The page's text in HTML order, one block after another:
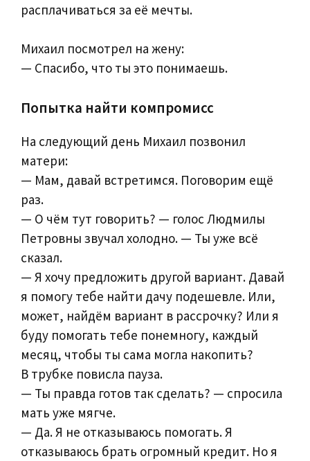
расплачиваться за её мечты.
Михаил посмотрел на жену:
— Спасибо, что ты это понимаешь.
Попытка найти компромисс
На следующий день Михаил позвонил
матери:
— Мам, давай встретимся. Поговорим ещё
раз.
— О чём тут говорить? — голос Людмилы
Петровны звучал холодно. — Ты уже всё
сказал.
— Я хочу предложить другой вариант. Давай
я помогу тебе найти дачу подешевле. Или,
может, найдём вариант в рассрочку? Или я
буду помогать тебе понемногу, каждый
месяц, чтобы ты сама могла накопить?
В трубке повисла пауза.
— Ты правда готов так сделать? — спросила
мать уже мягче.
— Да. Я не отказываюсь помогать. Я
отказываюсь брать огромный кредит. Но я